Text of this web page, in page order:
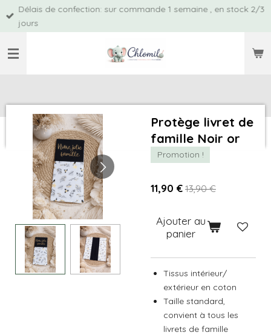
Passer
principal
Délais de confection: sur commande 1 semaine , en stock 2/3
jours
Protège livret de
famille Noir or
Promotion !
11,90 € 13,90 €
Ajouter au
panier
Tissus intérieur/
extérieur en coton
Taille standard,
convient à tous les
livrets de famille